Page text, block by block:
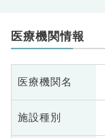
医療機関情報
医療機関名
施設種別